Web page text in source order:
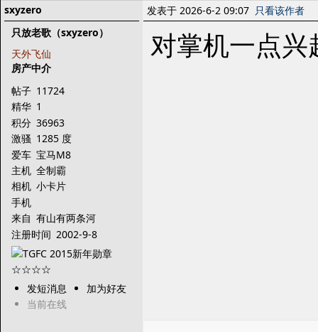
sxyzero
只放老歌（sxyzero）
天外飞仙
房产中介
帖子 11724
精华 1
积分 36963
激骚 1285 度
爱车 宝马M8
主机 全制霸
相机 小卡片
手机
来自 有山有两条河
注册时间 2002-9-8
发短消息
加为好友
当前在线
发表于 2026-6-2 09:07 只看该作者
对掌机一点